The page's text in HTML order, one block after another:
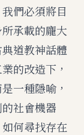
們必須將目
承載的龐大
道教神話體
的改造下，
一種隱喻，
社會機器
何尋找存在